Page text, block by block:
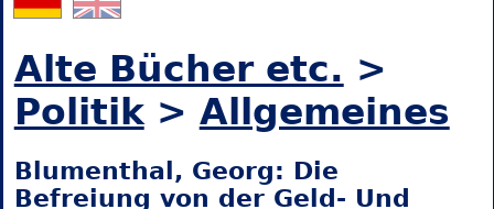
Alte Bücher etc. >
Politik> Allgemeines
Blumenthal, Georg: Die
Befreiung von der Geld- Und